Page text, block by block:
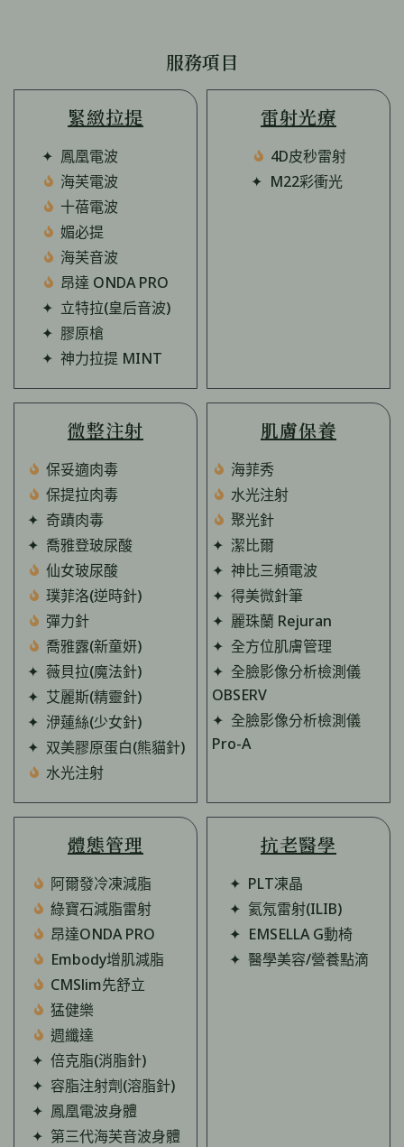
服務項目
緊緻拉提
✦ 鳳凰電波
海芙電波
十蓓電波
媚必提
海芙音波
昂達 ONDA PRO
✦ 立特拉(皇后音波)
✦ 膠原槍
✦ 神力拉提 MINT
雷射光療
4D皮秒雷射
✦ M22彩衝光
微整注射
保妥適肉毒
保提拉肉毒
✦ 奇蹟肉毒
✦ 喬雅登玻尿酸
仙女玻尿酸
璞菲洛(逆時針)
彈力針
喬雅露(新童妍)
✦ 薇貝拉(魔法針)
✦ 艾麗斯(精靈針)
✦ 洢蓮絲(少女針)
✦ 双美膠原蛋白(熊貓針)
水光注射
肌膚保養
海菲秀
水光注射
聚光針
✦ 潔比爾
✦ 神比三頻電波
✦ 得美微針筆
✦ 麗珠蘭 Rejuran
✦ 全方位肌膚管理
✦ 全臉影像分析檢測儀
OBSERV
✦ 全臉影像分析檢測儀
Pro-A
體態管理
阿爾發冷凍減脂
綠寶石減脂雷射
昂達ONDA PRO
Embody增肌減脂
CMSlim先舒立
猛健樂
週纖達
✦ 倍克脂(消脂針)
✦ 容脂注射劑(溶脂針)
✦ 鳳凰電波身體
✦ 第三代海芙音波身體
抗老醫學
✦ PLT凍晶
✦ 氦氖雷射(ILIB)
✦ EMSELLA G動椅
✦ 醫學美容/營養點滴